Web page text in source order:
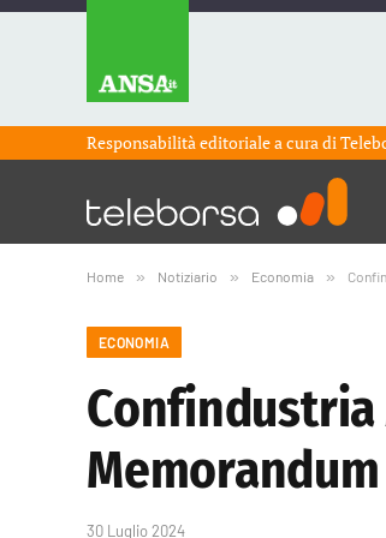
Responsabilità editoriale a cura di
Home » Notiziario » Economia »
ECONOMIA
Memorandum
30 Luglio 2024